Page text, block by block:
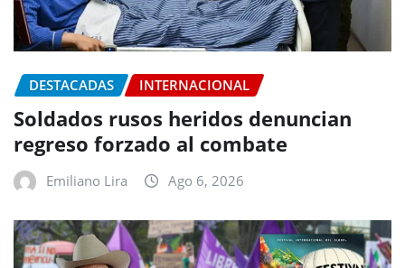
DESTACADAS INTERNACIONAL
Soldados rusos heridos denuncian
regreso forzado al combate
Emiliano Lira Ago 6, 2026